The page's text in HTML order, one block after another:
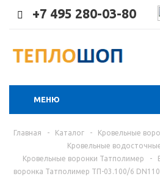
+7 495 280-03-80
МЕНЮ
Главная - Каталог - Кровельные
Кровельные
Кровельные воронки Татполимер
-
воронка Татполимер ТП-03.100/6